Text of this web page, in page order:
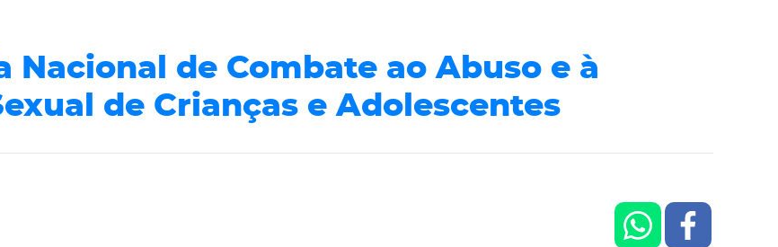
Nacional de Combate ao Abuso e à
de Crianças e Adolescentes